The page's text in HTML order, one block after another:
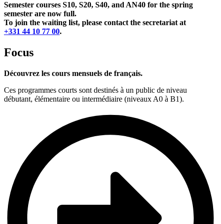
Semester courses S10, S20, S40, and AN40 for the spring
semester are now full.
To join the waiting list, please contact the secretariat at
+331 44 10 77 00.
Focus
Découvrez les cours mensuels de français.
Ces programmes courts sont destinés à un public de niveau
débutant, élémentaire ou intermédiaire (niveaux A0 à B1).